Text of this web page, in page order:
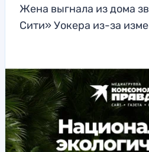
Жена выгнала из дома
Сити» Уокера из-за